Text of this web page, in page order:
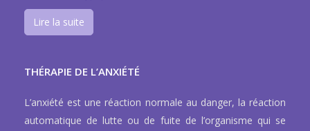
Lire la suite
THÉRAPIE DE L’ANXIÉTÉ
L’anxiété est une réaction normale au danger, la réaction
automatique de lutte ou de fuite de l’organisme qui se